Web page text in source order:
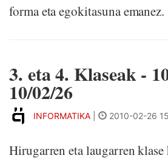
forma eta egokitasuna emanez.
3. eta 4. Klaseak -
10/02/26
INFORMATIKA 2010-02-26
Hirugarren eta laugarren